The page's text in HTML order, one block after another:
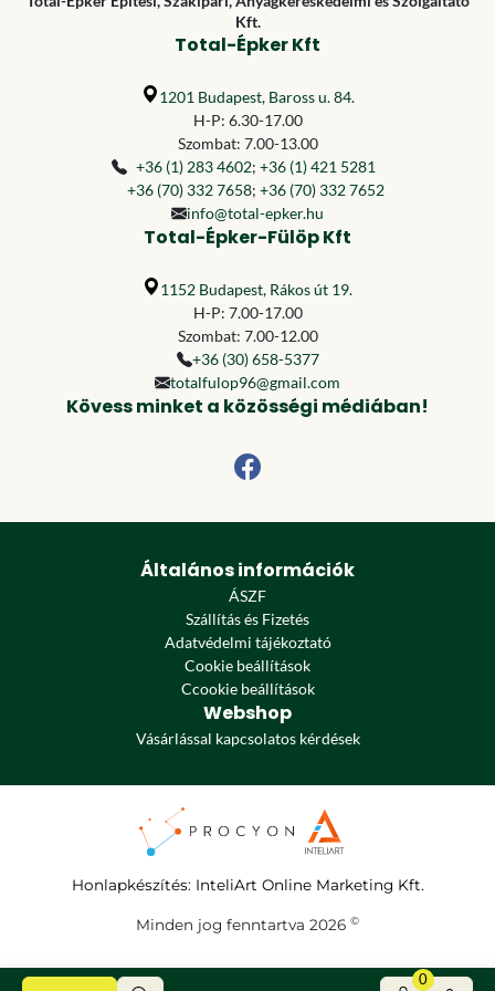
0
Kft.
Total-Épker Kft
1201 Budapest, Baross u. 84.
H-P: 6.30-17.00
Szombat: 7.00-13.00
+36 (1) 283 4602; +36 (1) 421 5281
+36 (70) 332 7658; +36 (70) 332 7652
info@total-epker.hu
Total-Épker-Fülöp Kft
1152 Budapest, Rákos út 19.
H-P: 7.00-17.00
Szombat: 7.00-12.00
+36 (30) 658-5377
totalfulop96@gmail.com
Kövess minket a közösségi médiában!
Általános információk
ÁSZF
Szállítás és Fizetés
Adatvédelmi tájékoztató
Cookie beállítások
Ccookie beállítások
Webshop
Vásárlással kapcsolatos kérdések
Honlapkészítés: InteliArt Online Marketing Kft.
Minden jog fenntartva 2026 ©